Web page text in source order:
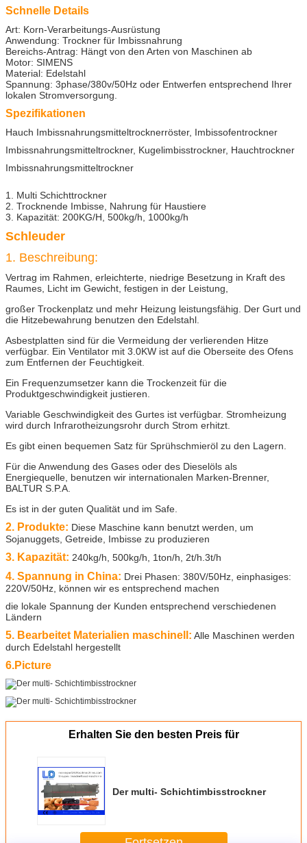
Schnelle Details
Art: Korn-Verarbeitungs-Ausrüstung
Anwendung: Trockner für Imbissnahrung
Bereichs-Antrag: Hängt von den Arten von Maschinen ab
Motor: SIMENS
Material: Edelstahl
Spannung: 3phase/380v/50Hz oder Entwerfen entsprechend Ihrer
lokalen Stromversorgung.
Spezifikationen
Hauch Imbissnahrungsmitteltrocknerröster, Imbissofentrockner
Imbissnahrungsmitteltrockner, Kugelimbisstrockner, Hauchtrockner
Imbissnahrungsmitteltrockner
1. Multi Schichttrockner
2. Trocknende Imbisse, Nahrung für Haustiere
3. Kapazität: 200KG/H, 500kg/h, 1000kg/h
Schleuder
1. Beschreibung:
Vertrag im Rahmen, erleichterte, niedrige Besetzung in Kraft des
Raumes, Licht im Gewicht, festigen in der Leistung,
großer Trockenplatz und mehr Heizung leistungsfähig. Der Gurt und
die Hitzebewahrung benutzen den Edelstahl.
Asbestplatten sind für die Vermeidung der verlierenden Hitze
verfügbar. Ein Ventilator mit 3.0KW ist auf die Oberseite des Ofens
zum Entfernen der Feuchtigkeit.
Ein Frequenzumsetzer kann die Trockenzeit für die
Produktgeschwindigkeit justieren.
Variable Geschwindigkeit des Gurtes ist verfügbar. Stromheizung
wird durch Infrarotheizungsrohr durch Strom erhitzt.
Es gibt einen bequemen Satz für Sprühschmieröl zu den Lagern.
Für die Anwendung des Gases oder des Dieselöls als
Energiequelle, benutzen wir internationalen Marken-Brenner,
BALTUR S.P.A.
Es ist in der guten Qualität und im Safe.
2. Produkte: Diese Maschine kann benutzt werden, um
Sojanuggets, Getreide, Imbisse zu produzieren
3. Kapazität: 240kg/h, 500kg/h, 1ton/h, 2t/h.3t/h
4. Spannung in China: Drei Phasen: 380V/50Hz, einphasiges:
220V/50Hz, können wir es entsprechend machen
die lokale Spannung der Kunden entsprechend verschiedenen
Ländern
5. Bearbeitet Materialien maschinell: Alle Maschinen werden
durch Edelstahl hergestellt
6.Picture
Erhalten Sie den besten Preis für
Der multi- Schichtimbisstrockner